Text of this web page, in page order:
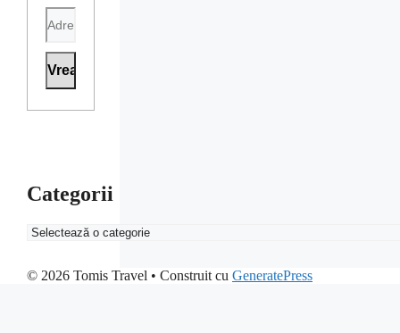
Categorii
Categorii
© 2026 Tomis Travel • Construit cu GeneratePress